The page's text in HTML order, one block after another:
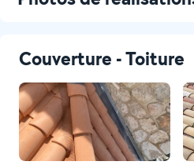
Couverture - Toiture